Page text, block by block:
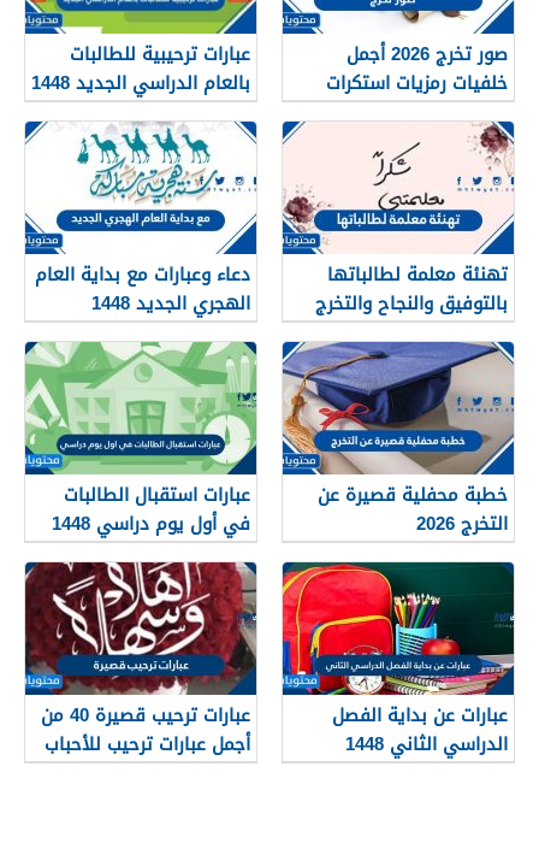
صور تخرج 2026 أجمل
خلفيات رمزيات استكرات
مبروك التخرج 1448
عبارات ترحيبية للطالبات
بالعام الدراسي الجديد 1448
بالصور
تهنئة معلمة لطالباتها
بالتوفيق والنجاح والتخرج
2026
دعاء وعبارات مع بداية العام
الهجري الجديد 1448
خطبة محفلية قصيرة عن
التخرج 2026
عبارات استقبال الطالبات
في أول يوم دراسي 1448
عبارات عن بداية الفصل
الدراسي الثاني 1448
عبارات ترحيب قصيرة 40 من
أجمل عبارات ترحيب للأحباب
والأصدقاء 2026